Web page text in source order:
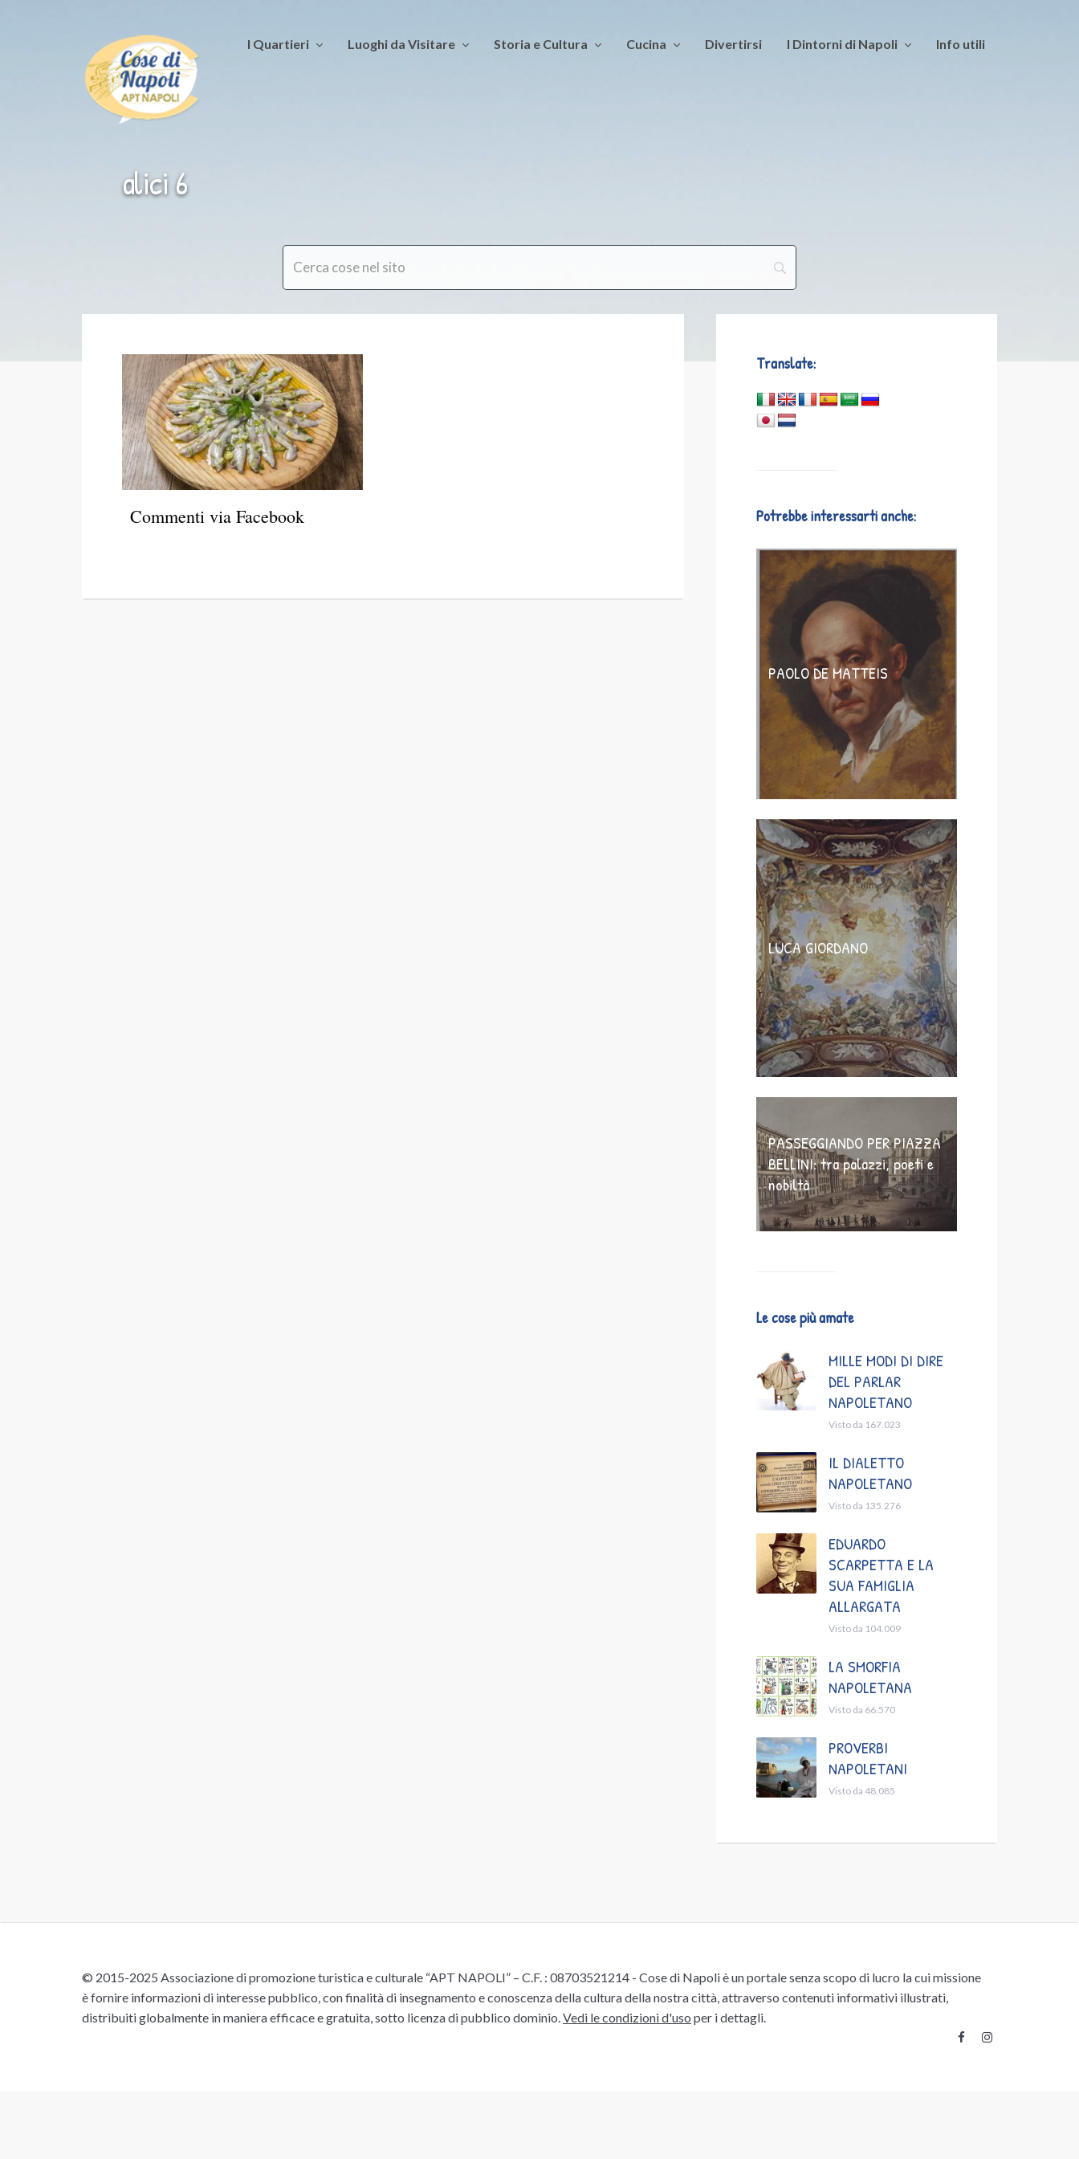
I Quartieri Luoghi da Visitare Storia e Cultura Cucina Divertirsi I Dintorni di Napoli Info utili
alici 6
Commenti via Facebook
Translate:
Potrebbe interessarti anche:
PAOLO DE MATTEIS
LUCA GIORDANO
PASSEGGIANDO PER PIAZZA
BELLINI: tra palazzi, poeti e
nobiltà
Le cose più amate
MILLE MODI DI DIRE
DEL PARLAR
NAPOLETANO
Visto da 167.023
IL DIALETTO
NAPOLETANO
Visto da 135.276
EDUARDO
SCARPETTA E LA
SUA FAMIGLIA
ALLARGATA
Visto da 104.009
LA SMORFIA
NAPOLETANA
Visto da 66.570
PROVERBI
NAPOLETANI
Visto da 48.085
© 2015-2025 Associazione di promozione turistica e culturale “APT NAPOLI” – C.F. : 08703521214 - Cose di Napoli è un portale senza scopo di lucro la cui missione
è fornire informazioni di interesse pubblico, con finalità di insegnamento e conoscenza della cultura della nostra città, attraverso contenuti informativi illustrati,
distribuiti globalmente in maniera efficace e gratuita, sotto licenza di pubblico dominio.Vedi le condizioni d'uso per i dettagli.